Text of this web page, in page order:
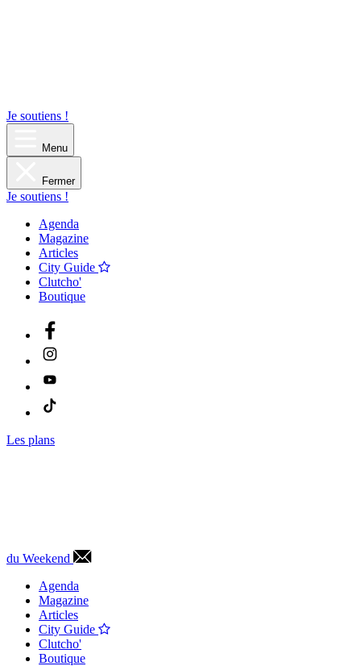
Je soutiens !
Menu
Fermer
Je soutiens !
Agenda
Magazine
Articles
City Guide
Clutcho'
Boutique
Les plans
du Weekend
Agenda
Magazine
Articles
City Guide
Clutcho'
Boutique